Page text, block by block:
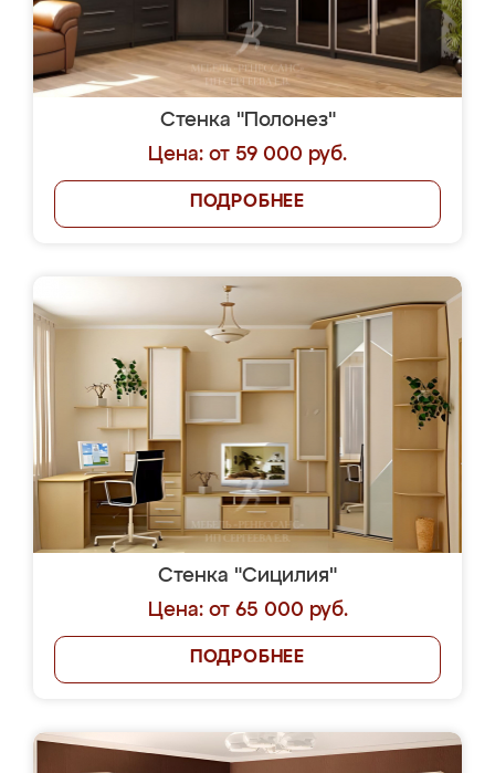
Стенка "Полонез"
Цена: от 59 000 руб.
ПОДРОБНЕЕ
Стенка "Сицилия"
Цена: от 65 000 руб.
ПОДРОБНЕЕ